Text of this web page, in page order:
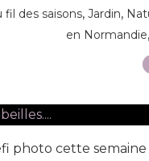
fil des saisons, Jardin,
en Normandie,
photo cette semaine